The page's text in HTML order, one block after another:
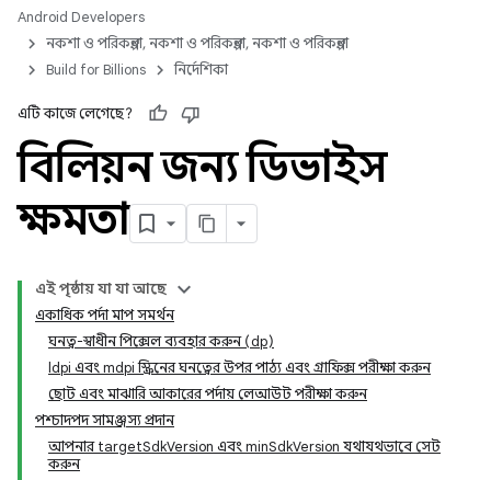
Android Developers
নকশা ও পরিকল্পনা, নকশা ও পরিকল্পনা, নকশা ও পরিকল্পনা
Build for Billions
নির্দেশিকা
এটি কাজে লেগেছে?
বিলিয়ন জন্য ডিভাইস
ক্ষমতা
এই পৃষ্ঠায় যা যা আছে
একাধিক পর্দা মাপ সমর্থন
ঘনত্ব-স্বাধীন পিক্সেল ব্যবহার করুন (dp)
ldpi এবং mdpi স্ক্রিনের ঘনত্বের উপর পাঠ্য এবং গ্রাফিক্স পরীক্ষা করুন
ছোট এবং মাঝারি আকারের পর্দায় লেআউট পরীক্ষা করুন
পশ্চাদপদ সামঞ্জস্য প্রদান
আপনার targetSdkVersion এবং minSdkVersion যথাযথভাবে সেট
করুন